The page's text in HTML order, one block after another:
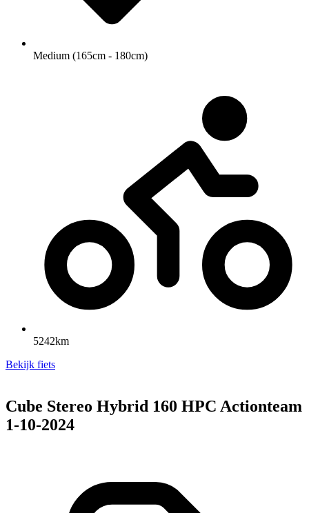
Medium (165cm - 180cm)
5242km
Bekijk fiets
Cube Stereo Hybrid 160 HPC Actionteam
1-10-2024